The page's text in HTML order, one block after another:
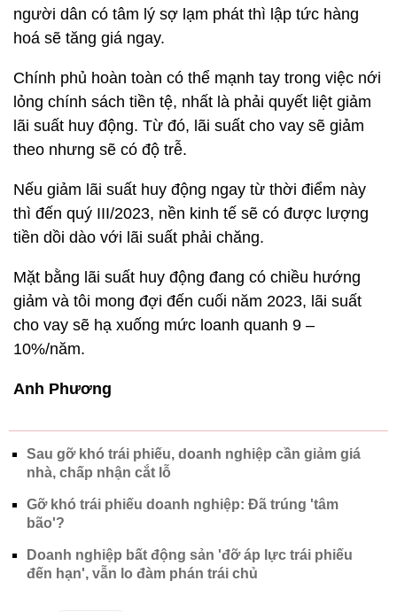
người dân có tâm lý sợ lạm phát thì lập tức hàng
hoá sẽ tăng giá ngay.
Chính phủ hoàn toàn có thể mạnh tay trong việc nới
lỏng chính sách tiền tệ, nhất là phải quyết liệt giảm
lãi suất huy động. Từ đó, lãi suất cho vay sẽ giảm
theo nhưng sẽ có độ trễ.
Nếu giảm lãi suất huy động ngay từ thời điểm này
thì đến quý III/2023, nền kinh tế sẽ có được lượng
tiền dồi dào với lãi suất phải chăng.
Mặt bằng lãi suất huy động đang có chiều hướng
giảm và tôi mong đợi đến cuối năm 2023, lãi suất
cho vay sẽ hạ xuống mức loanh quanh 9 –
10%/năm.
Anh Phương
Sau gỡ khó trái phiếu, doanh nghiệp cần giảm giá
nhà, chấp nhận cắt lỗ
Gỡ khó trái phiếu doanh nghiệp: Đã trúng 'tâm
bão'?
Doanh nghiệp bất động sản 'đỡ áp lực trái phiếu
đến hạn', vẫn lo đàm phán trái chủ